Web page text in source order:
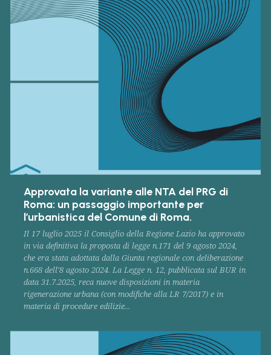
Approvata la variante alle NTA del PRG di
Roma: un passaggio importante per
l’urbanistica del Comune di Roma.
Il 17 luglio 2025 il Consiglio della Regione Lazio ha approvato
in via definitiva la proposta di legge n.171 del 9 agosto 2024,
che era stata adottata dalla Giunta regionale con deliberazione
n.668 dell’8 agosto 2024. La Legge n. 12, pubblicata sul BUR in
data 31.7.2025, reca nuove disposizioni in materia
rigenerazione urbana (con modifiche alla LR 7/2017) e in
materia di procedure edilizie...